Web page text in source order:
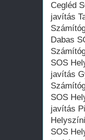
Cegléd
javítás
Dabas
SOS
javítás
SOS
javítás
SOS